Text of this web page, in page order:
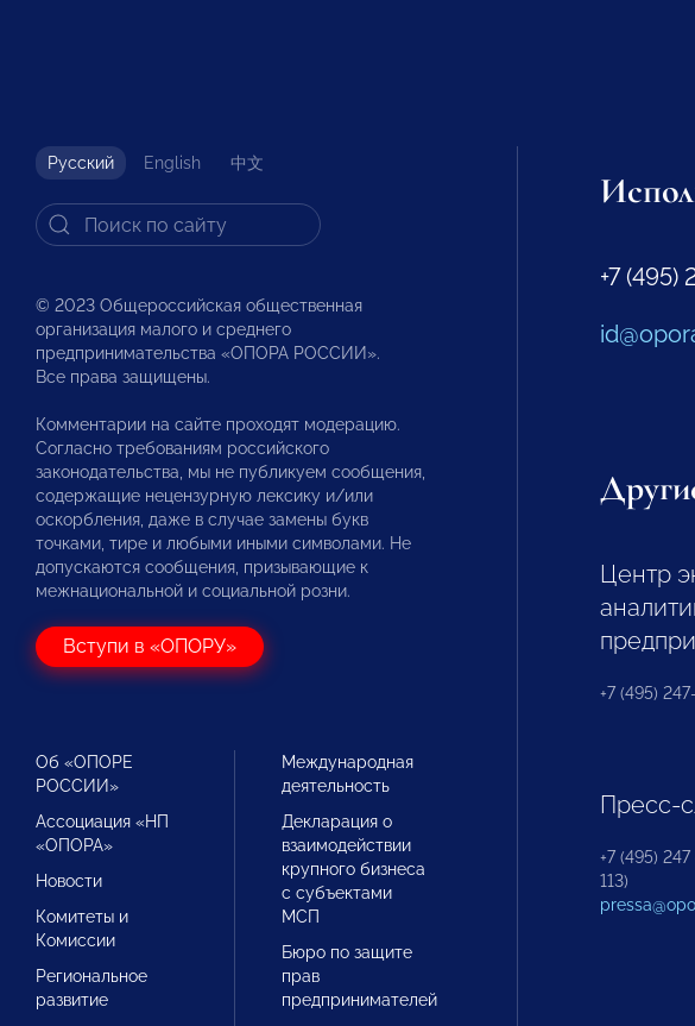
Русский English 中文
© 2023 Общероссийская общественная
организация малого и среднего
предпринимательства «ОПОРА РОССИИ».
Все права защищены.
Комментарии на сайте проходят модерацию.
Согласно требованиям российского
законодательства, мы не публикуем сообщения,
содержащие нецензурную лексику и/или
оскорбления, даже в случае замены букв
точками, тире и любыми иными символами. Не
допускаются сообщения, призывающие к
межнациональной и социальной розни.
Вступи в «ОПОРУ»
Об «ОПОРЕ
РОССИИ»
Ассоциация «НП
«ОПОРА»
Новости
Комитеты и
Комиссии
Региональное
развитие
Международная
деятельность
Декларация о
взаимодействии
крупного бизнеса
с субъектами
МСП
Бюро по защите
прав
предпринимателей
+7 (495)
Центр
+7 (495)
Пресс-
+7 (495) 247
113)